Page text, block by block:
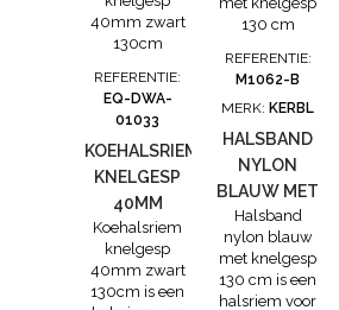
van
kokernummers
De halsriem
heeft een
breedte van
40mm.
kunt schuiven
om zo de koe
te kunnen
herkennen.
cm
Eigenschappen:
135 cm
met...
REFERENTIE:
EQ-DWA-
01033
KOEHALSRIEM
KNELGESP
40MM
ZWART
130CM
Koehalsriem
knelgesp
40mm zwart
130cm is een
REFERENTIE:
M1062-B
MERK:KERBL
HALSBAND
NYLON
BLAUW MET
KNELGESP
130 CM
Halsband
nylon blauw
met knelgesp
130 cm is een
halsriem voor